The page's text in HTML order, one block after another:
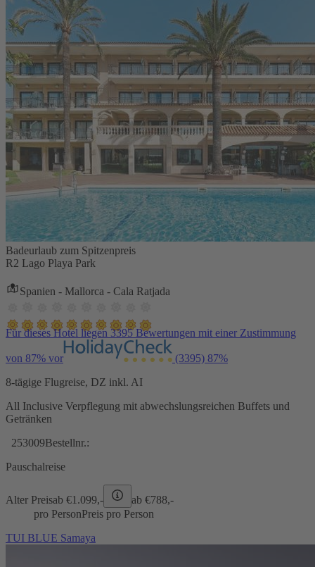
Badeurlaub zum Spitzenpreis
R2 Lago Playa Park
Spanien - Mallorca - Cala Ratjada
Für dieses Hotel liegen 3395 Bewertungen mit einer Zustimmung
von 87% vor (3395) 87%
8-tägige Flugreise, DZ inkl. AI
All Inclusive Verpflegung mit abwechslungsreichen Buffets und
Getränken
253009Bestellnr.:
Pauschalreise
Alter Preisab €1.099,- ab €788,-
pro PersonPreis pro Person
TUI BLUE Samaya